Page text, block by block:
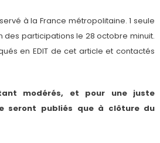
à la France métropolitaine. 1 seule
des participations le 28 octobre minuit.
en EDIT de cet article et contactés
modérés, et pour une juste
seront publiés que à clôture du